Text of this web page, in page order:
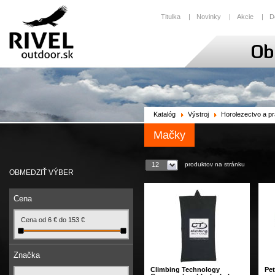
Titulka | Novinky | Akcie |
OBMEDZIŤ VÝBER
Cena
Cena od 6 € do 153 €
Značka
Katalóg Výstroj Horolezectvo a
Mačky
12 produktov na stránku
Climbing Technology